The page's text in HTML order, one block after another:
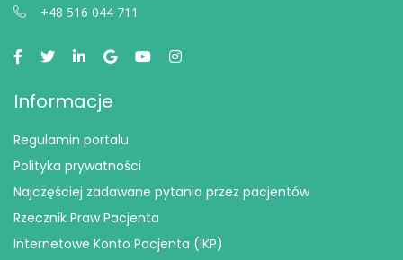
+48 516 044 711
Informacje
Regulamin portalu
Polityka prywatności
Najczęściej zadawane pytania przez pacjentów
Rzecznik Praw Pacjenta
Internetowe Konto Pacjenta (IKP)